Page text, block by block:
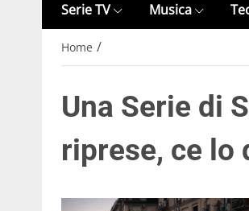
Serie TV Musica
Home /
Una Serie di
riprese, ce lo